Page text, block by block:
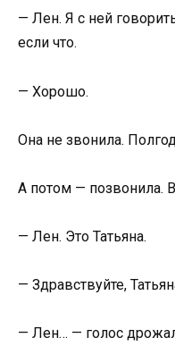
— Лен. Я с ней
если что.
— Хорошо.
Она не звонила.
А потом — позвонила.
— Лен. Это Татьяна.
— Здравствуйте,
— Лен… — голос